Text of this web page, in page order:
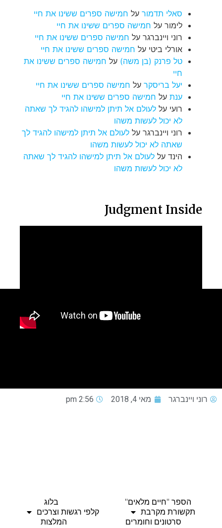
סאלי תדמור על חמישה ספרים ששינו את חיי
לימור על חמישה ספרים ששינו את חיי
רוני ויינברגר על חמישה ספרים ששינו את חיי
אורלי ביטי על חמישה ספרים ששינו את חיי
טל פרנק (בן משה) על חמישה ספרים ששינו את
חיי
יעל בריסקר על חמישה ספרים ששינו את חיי
ענת על חמישה ספרים ששינו את חיי
רועי על לעולם אל תיתן למישהו להגיד לך שאתה
לא יכול לעשות משהו
רוני ויינברגר על לעולם אל תיתן למישהו להגיד לך
שאתה לא יכול לעשות משהו
הינד על לעולם אל תיתן למישהו להגיד לך שאתה
לא יכול לעשות משהו
Judgment Inside
רוני ויינברגר מאי 4, 2018 2:56 pm
הספר "חיים מלאים"
בלוג
תקשורת מקרבת
קלפי רגשות וצרכים
סרטונים וחומרים
המלצות